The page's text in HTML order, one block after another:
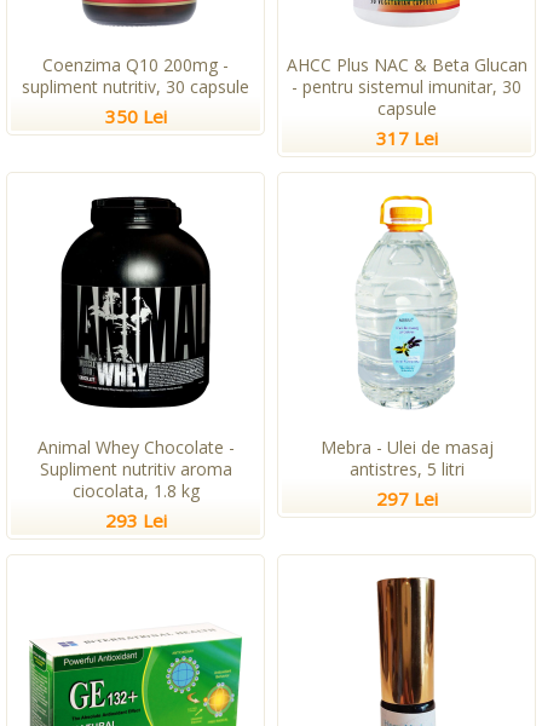
Coenzima Q10 200mg -
supliment nutritiv, 30 capsule
350 Lei
AHCC Plus NAC & Beta Glucan
- pentru sistemul imunitar, 30
capsule
317 Lei
Animal Whey Chocolate -
Supliment nutritiv aroma
ciocolata, 1.8 kg
293 Lei
Mebra - Ulei de masaj
antistres, 5 litri
297 Lei